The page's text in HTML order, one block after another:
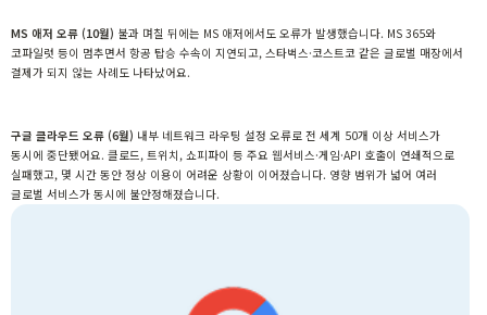
MS 애저 오류 (10월) 불과 며칠 뒤에는 MS 애저에서도 오류가 발생했습니다. MS 365와
코파일럿 등이 멈추면서 항공 탑승 수속이 지연되고, 스타벅스·코스트코 같은 글로벌 매장에서
결제가 되지 않는 사례도 나타났어요.
구글 클라우드 오류 (6월) 내부 네트워크 라우팅 설정 오류로 전 세계 50개 이상 서비스가
동시에 중단됐어요. 클로드, 트위치, 쇼피파이 등 주요 웹서비스·게임·API 호출이 연쇄적으로
실패했고, 몇 시간 동안 정상 이용이 어려운 상황이 이어졌습니다. 영향 범위가 넓어 여러
글로벌 서비스가 동시에 불안정해졌습니다.